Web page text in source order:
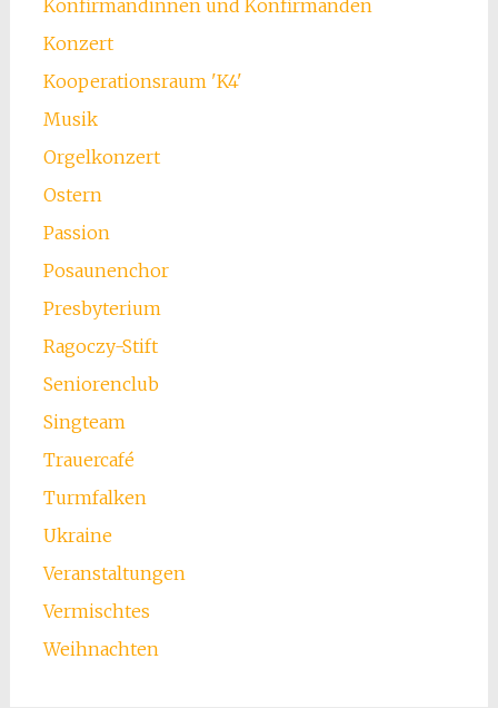
Konfirmandinnen und Konfirmanden
Konzert
Kooperationsraum 'K4'
Musik
Orgelkonzert
Ostern
Passion
Posaunenchor
Presbyterium
Ragoczy-Stift
Seniorenclub
Singteam
Trauercafé
Turmfalken
Ukraine
Veranstaltungen
Vermischtes
Weihnachten